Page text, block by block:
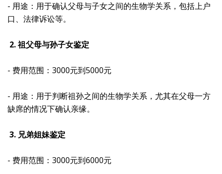
- 用途：用于确认父母与子女之间的生物学关系，包括上户
口、法律诉讼等。
2. 祖父母与孙子女鉴定
- 费用范围：3000元到5000元
- 用途：用于判断祖孙之间的生物学关系，尤其在父母一方
缺席的情况下确认亲缘。
3. 兄弟姐妹鉴定
- 费用范围：3000元到6000元